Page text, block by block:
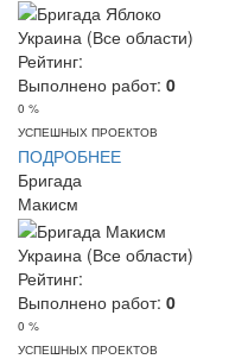
Украина (Все области)
Рейтинг:
Выполнено работ: 0
0 %
УСПЕШНЫХ ПРОЕКТОВ
ПОДРОБНЕЕ
Бригада
Макисм
Украина (Все области)
Рейтинг:
Выполнено работ: 0
0 %
УСПЕШНЫХ ПРОЕКТОВ